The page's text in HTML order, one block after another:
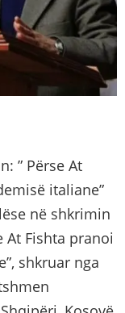
” Përse At
italiane”
në shkrimin
Fishta pranoi
shkruar nga